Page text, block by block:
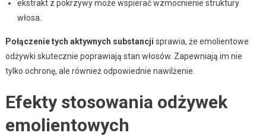
ekstrakt z pokrzywy może wspierać wzmocnienie struktury
włosa.
Połączenie tych aktywnych substancji sprawia, że emolientowe
odżywki skutecznie poprawiają stan włosów. Zapewniają im nie
tylko ochronę, ale również odpowiednie nawilżenie.
Efekty stosowania odżywek
emolientowych